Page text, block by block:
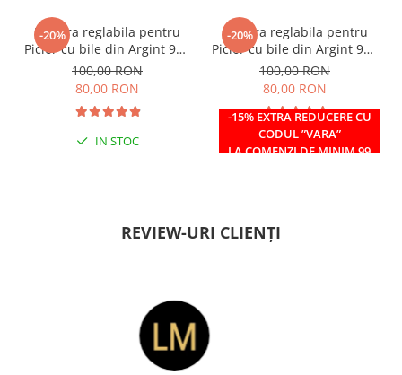
-20%
Bratara reglabila pentru
Picior cu bile din Argint 925
si margele Miyuki rosii
100,00 RON
80,00 RON
IN STOC
-20%
-15% EXTRA REDUCERE CU
CODUL ”VARA”
LA COMENZI DE MINIM 99
Bratara reglabila pentru
Picior cu bile din Argint 925
si margele Miyuki verzi
100,00 RON
80,00 RON
IN STOC
REVIEW-URI CLIENȚI